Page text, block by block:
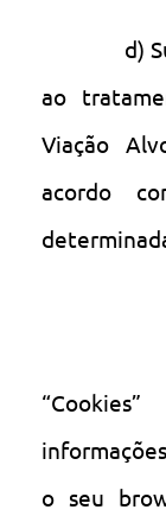
d)
ao
Viação
acordo
o seu